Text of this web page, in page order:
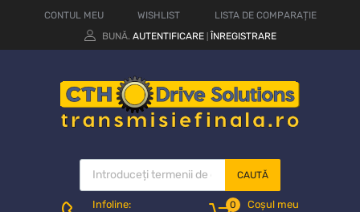
CONTUL MEU WISHLIST
LISTA DE COMPARAȚIE
BUNĂ. AUTENTIFICARE ÎNREGISTRARE
CAUTĂ
Infoline: Coșul meu
0